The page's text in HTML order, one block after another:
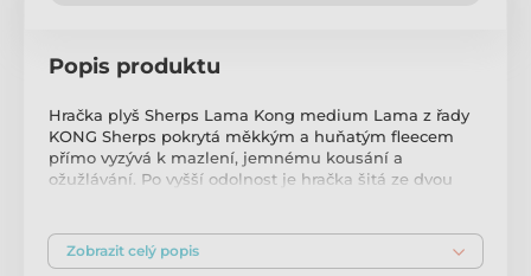
Popis produktu
Hračka plyš Sherps Lama Kong medium Lama z řady
KONG Sherps pokrytá měkkým a huňatým fleecem
přímo vyzývá k mazlení, jemnému kousání a
ožužlávání. Po vyšší odolnost je hračka šitá ze dvou
textilní, pískací, šustivá Velikost: M Rozměry (cca): 20 ×
22 × 8 cm Hmotnost (cca): 90 g Barva: fialová Materiál:
Zobrazit celý popis